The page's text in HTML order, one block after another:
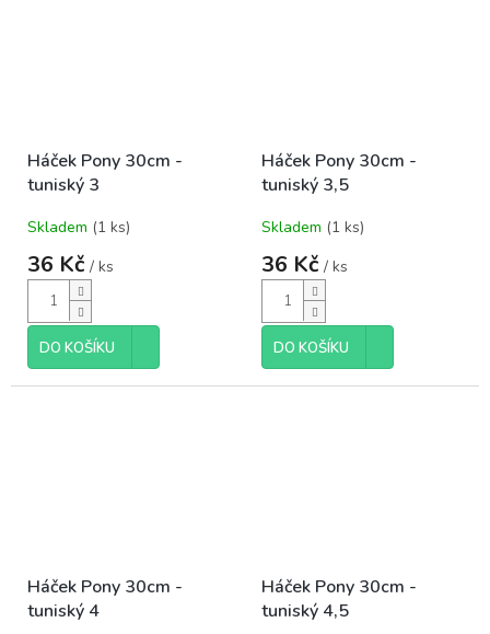
Háček Pony 30cm -
tuniský 3
Skladem (1 ks)
36 Kč / ks
DO KOŠÍKU
Háček Pony 30cm -
tuniský 3,5
Skladem (1 ks)
36 Kč / ks
DO KOŠÍKU
Háček Pony 30cm -
tuniský 4
Háček Pony 30cm -
tuniský 4,5